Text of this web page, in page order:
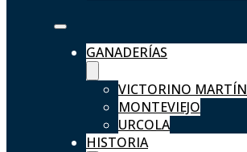
GANADERÍAS
VICTORINO MARTÍN
MONTEVIEJO
URCOLA
HISTORIA